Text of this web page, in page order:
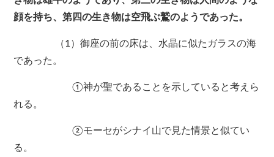
顔を持ち、第四の生き物は空飛ぶ鷲のようであった。
（1）御座の前の床は、水晶に似たガラスの海
であった。
①神が聖であることを示していると考えら
れる。
②モーセがシナイ山で見た情景と似てい
る。